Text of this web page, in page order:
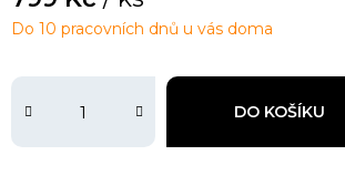
DO KOŠÍKU
Do 10 pracovních dnů u vás doma